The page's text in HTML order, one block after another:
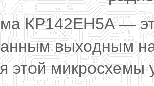
КР142ЕН5А —
выходным
этой микросхемы